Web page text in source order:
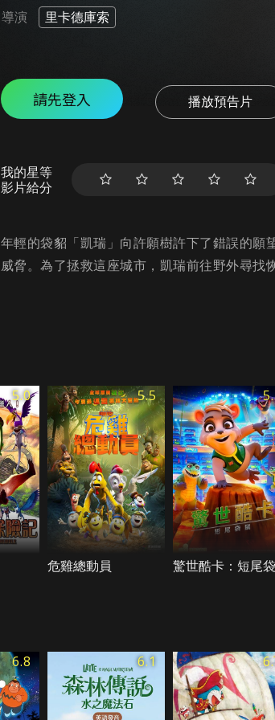
導演 里卡德庫索
請先登入 播放預告片
我的星等
影片給分
年輕的袋貂「凱瑞」向許願樹許下了錯誤的願
威脅。為了拯救這座城市，凱瑞前往野外尋找
5.0 5.5
危雞總動員 驚世酷卡：短尾
6.8 6.1